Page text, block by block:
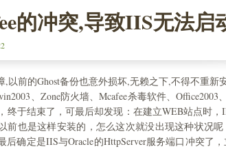
的冲突,导致IIS无法启
前的Ghost备份也意外损坏,无赖之下,不得不重新
、Zone防火墙、Mcafee杀毒软件、Office2003
终于结束了，可最后却发现：在建立WEB站点时
前也是这样安装的，怎么这次就没出现这种状况
确定是IIS与Oracle的HttpServer服务端口冲突了